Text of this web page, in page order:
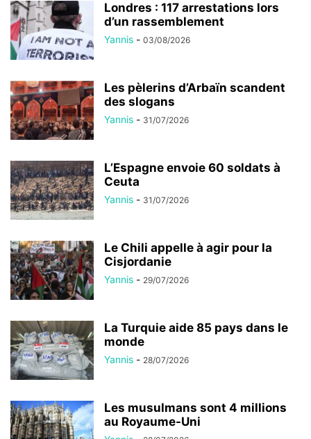
Londres : 117 arrestations lors
d’un rassemblement
Yannis - 03/08/2026
Les pèlerins d’Arbaïn scandent
des slogans
Yannis - 31/07/2026
L’Espagne envoie 60 soldats à
Ceuta
Yannis - 31/07/2026
Le Chili appelle à agir pour la
Cisjordanie
Yannis - 29/07/2026
La Turquie aide 85 pays dans le
monde
Yannis - 28/07/2026
Les musulmans sont 4 millions
au Royaume-Uni